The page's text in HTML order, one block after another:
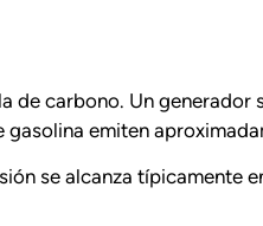
carbono. Un
emiten
se alcanza típicamente